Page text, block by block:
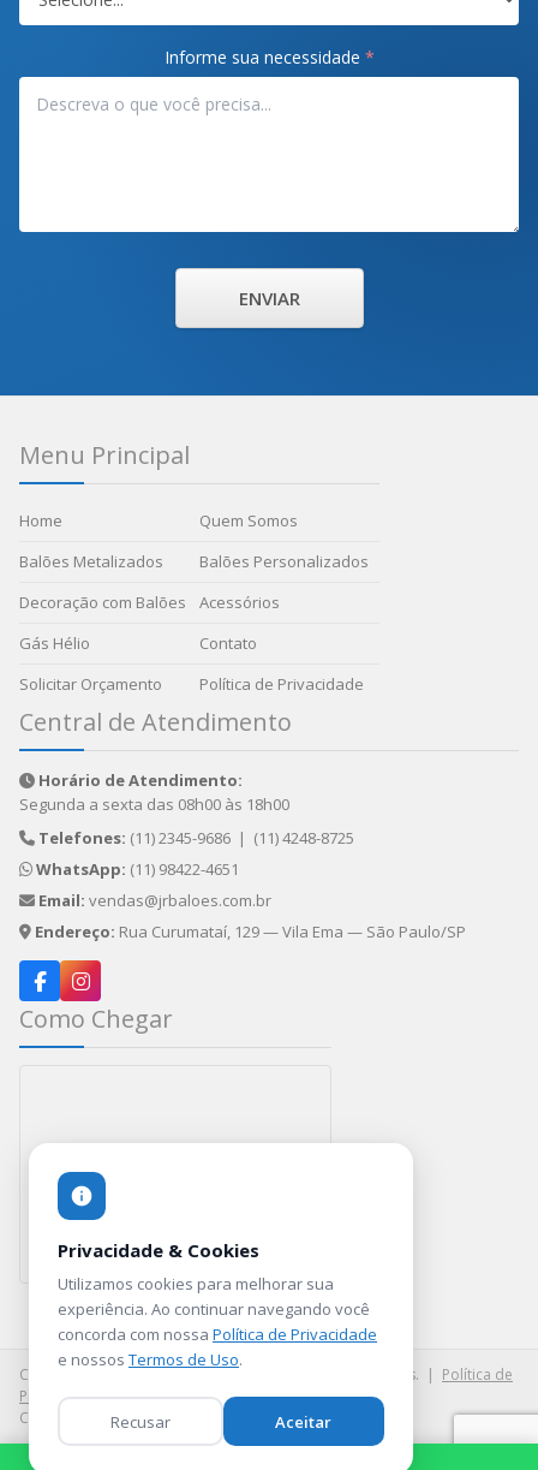
Informe sua necessidade *
ENVIAR
Menu Principal
Home
Balões Metalizados
Decoração com Balões
Gás Hélio
Solicitar Orçamento
Quem Somos
Balões Personalizados
Acessórios
Contato
Política de Privacidade
Central de Atendimento
Horário de Atendimento:
Segunda a sexta das 08h00 às 18h00
Telefones: (11) 2345-9686 | (11) 4248-8725
WhatsApp: (11) 98422-4651
Email: vendas@jrbaloes.com.br
Endereço: Rua Curumataí, 129 — Vila Ema — São Paulo/SP
Como Chegar
Rua Curumataí, 129 — Vila Ema — SP
Copyright © 2026JR Balões. Todos os direitos reservados. | Política de
Privacidade|Termos de Uso
Criado por
NDE Brasil
Privacidade & Cookies
Utilizamos cookies para melhorar sua
experiência. Ao continuar navegando você
concorda com nossa Política de Privacidade
e nossos Termos de Uso.
Recusar Aceitar